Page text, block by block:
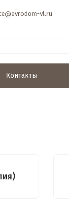
vl.ru
Контакты